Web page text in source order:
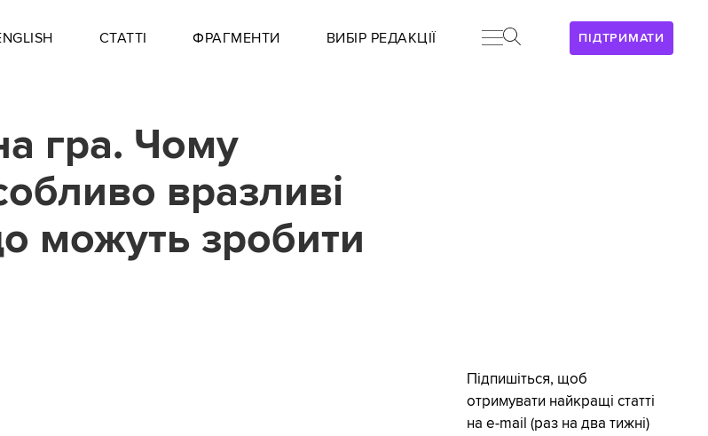
ПІДТРИМАТИ
СТАТТІ ФРАГМЕНТИ ВИБІР РЕДАКЦІЇ
гра. Чому
вразливі
можуть зробити
Підпишіться, щоб
отримувати найкращі статті
на e-mail (раз на два тижні)